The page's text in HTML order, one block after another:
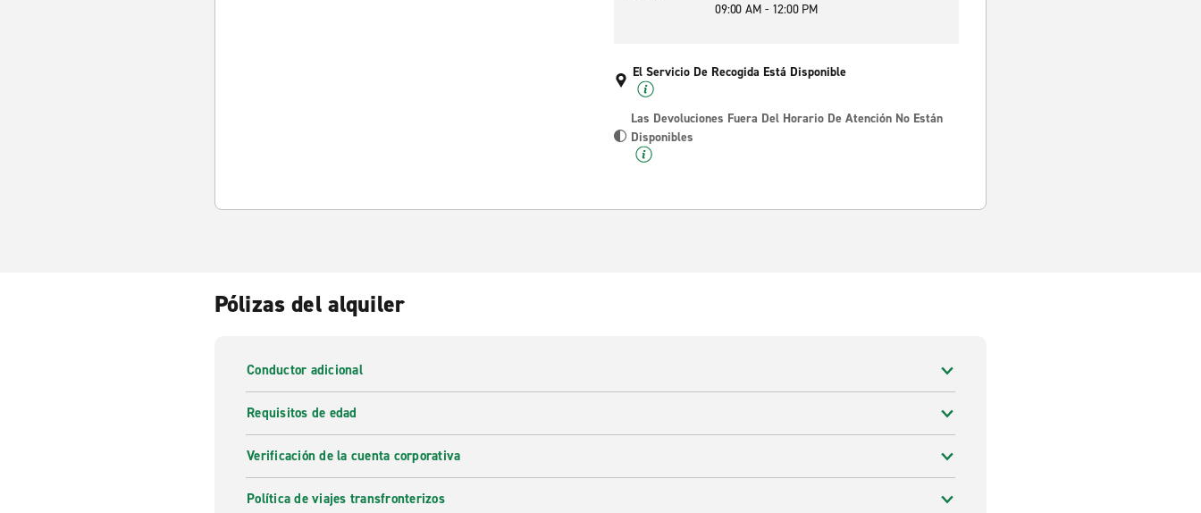
09:00 AM - 12:00 PM
El Servicio De Recogida Está Disponible
Las Devoluciones Fuera Del Horario De Atención No Están
Disponibles
Pólizas del alquiler
Conductor adicional
Requisitos de edad
Verificación de la cuenta corporativa
Política de viajes transfronterizos